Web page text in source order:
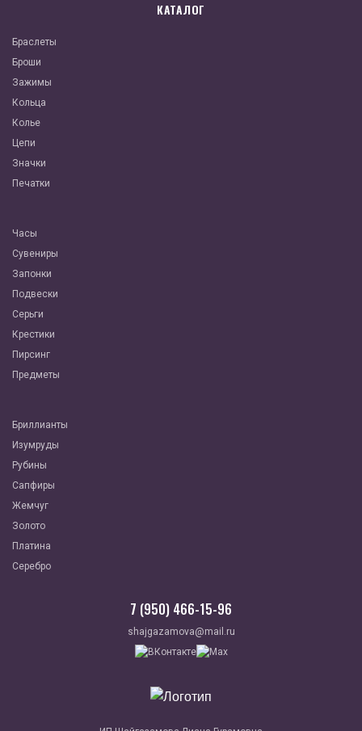
КАТАЛОГ
Браслеты
Броши
Зажимы
Кольца
Колье
Цепи
Значки
Печатки
Часы
Сувениры
Запонки
Подвески
Серьги
Крестики
Пирсинг
Предметы
Бриллианты
Изумруды
Рубины
Сапфиры
Жемчуг
Золото
Платина
Серебро
7 (950) 466-15-96
shajgazamova@mail.ru